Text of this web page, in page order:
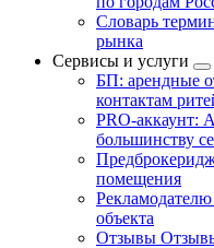
Словарь
рынка
Сервисы и услуги
БП: арендные
контактам
PRO-аккаунт:
большинству
помещения
Рекламодателю
объекта
Отзывы